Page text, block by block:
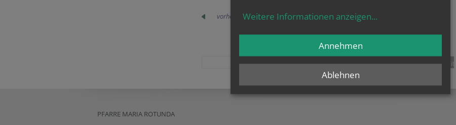
vorherige
teilen tweet pin it
PFARRE MARIA ROTUNDA
Weitere Informationen anzeigen...
Ablehnen
Annehmen